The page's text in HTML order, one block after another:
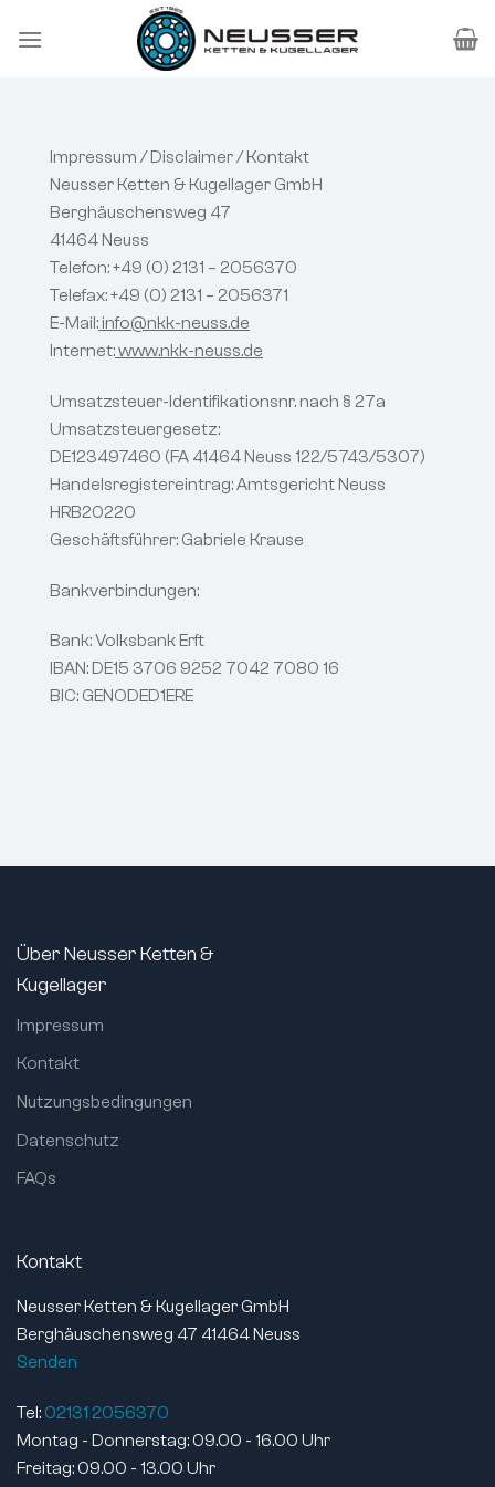
Inhalt
Impressum / Disclaimer / Kontakt
Neusser Ketten & Kugellager GmbH
Berghäuschensweg 47
41464 Neuss
Telefon: +49 (0) 2131 – 2056370
Telefax: +49 (0) 2131 – 2056371
E-Mail: info@nkk-neuss.de
Internet:www.nkk-neuss.de
Umsatzsteuer-Identifikationsnr. nach § 27a
Umsatzsteuergesetz:
DE123497460 (FA 41464 Neuss 122/5743/5307)
Handelsregistereintrag: Amtsgericht Neuss
HRB20220
Geschäftsführer: Gabriele Krause
Bankverbindungen:
Bank: Volksbank Erft
IBAN: DE15 3706 9252 7042 7080 16
BIC: GENODED1ERE
Über Neusser Ketten &
Kugellager
Impressum
Kontakt
Nutzungsbedingungen
Datenschutz
FAQs
Kontakt
Neusser Ketten & Kugellager GmbH
Berghäuschensweg 47 41464 Neuss
Senden
Tel: 02131 2056370
Montag - Donnerstag: 09.00 - 16.00 Uhr
Freitag: 09.00 - 13.00 Uhr